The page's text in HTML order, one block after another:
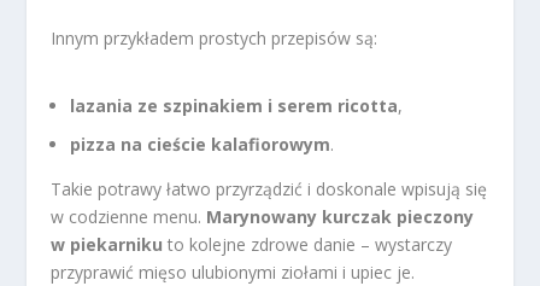
Innym przykładem prostych przepisów są:
lazania ze szpinakiem i serem ricotta,
pizza na cieście kalafiorowym.
Takie potrawy łatwo przyrządzić i doskonale wpisują się
w codzienne menu. Marynowany kurczak pieczony
w piekarniku to kolejne zdrowe danie – wystarczy
przyprawić mięso ulubionymi ziołami i upiec je.